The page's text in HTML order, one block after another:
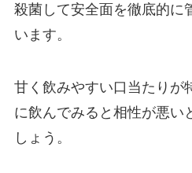
殺菌して安全面を徹底的に
います。
甘く飲みやすい口当たりが
に飲んでみると相性が悪い
しょう。